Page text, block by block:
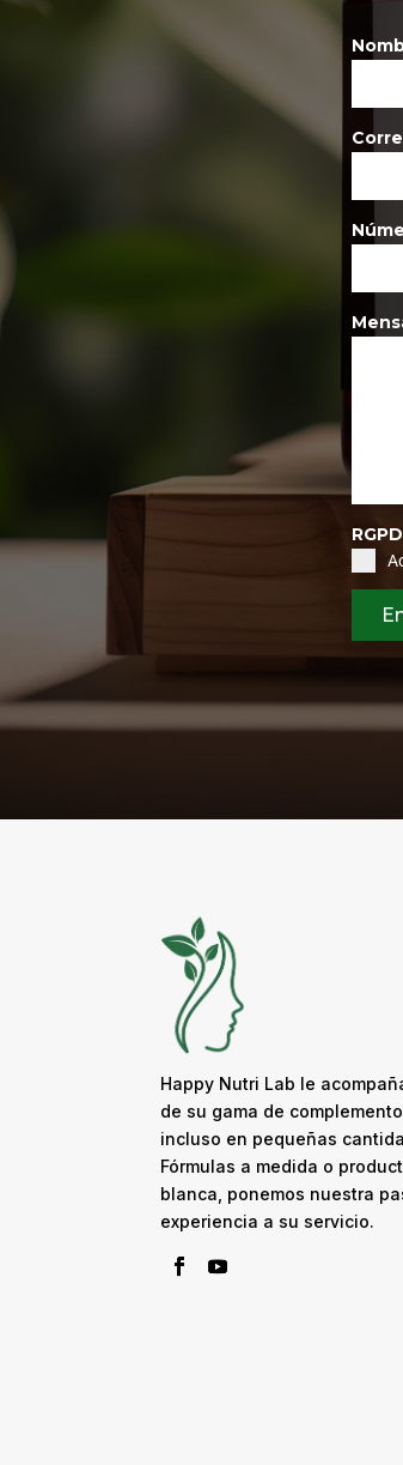
Happy Nutri Lab le
de su gama de
incluso en pequeñas
Fórmulas a medida o
blanca, ponemos nuestra
experiencia a su servicio.